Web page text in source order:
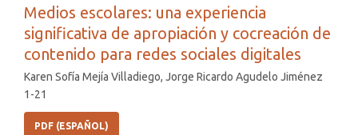
Medios escolares: una experiencia
significativa de apropiación y cocreación de
contenido para redes sociales digitales
Karen Sofía Mejía Villadiego, Jorge Ricardo Agudelo Jiménez
1-21
PDF (ESPAÑOL)